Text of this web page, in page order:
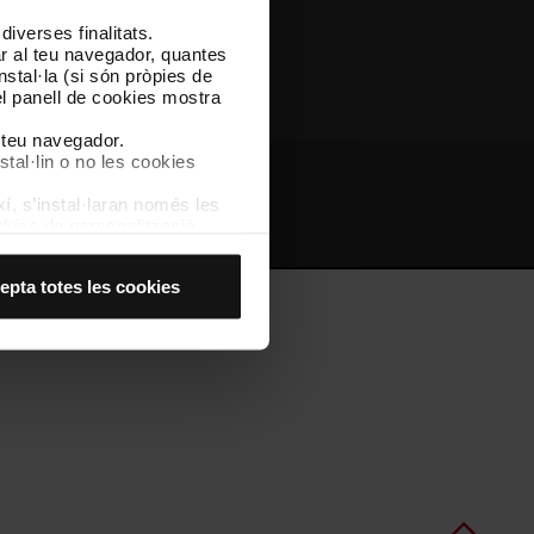
finalitats.
al teu navegador, quantes
(si són pròpies de
panell de cookies mostra
navegador.
o no les cookies
s’instal·laran només les
d’usuari.
totes les cookies
Altres webs de TMB
d'interès Intranet